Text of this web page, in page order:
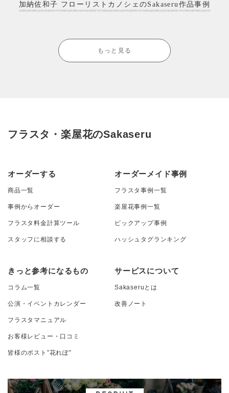
加納佐和子 フローリストカノシェのSakaseru作品事例
もっと見る
フラスタ・楽屋花のSakaseru
オーダーする
商品一覧
事例からオーダー
フラスタ料金計算ツール
スタッフに相談する
オーダーメイド事例
フラスタ事例一覧
楽屋花事例一覧
ピックアップ事例
ハッシュタグランキング
きっと参考になるもの
コラム一覧
公演・イベントカレンダー
フラスタマニュアル
お客様レビュー・口コミ
皆様のポスト”花れぽ”
サービスについて
Sakaseruとは
改善ノート